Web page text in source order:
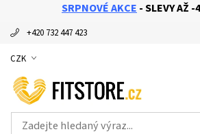
SRPNOVÉ AKCE - SLEVY AŽ -
+420 732 447 423
CZK